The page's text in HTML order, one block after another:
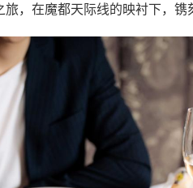
，在魔都天际线的映衬下，镌